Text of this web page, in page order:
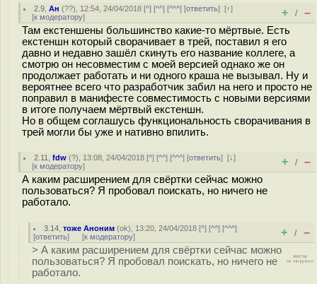
2.9 ,Ан (??), 12:54, 24/04/2018 [^] [^^] [^^^] [ответить][↑]
[к модератору] + / –
Там екстеншены большинство какие-то мёртвые. Есть
екстеншн который сворачивает в трей, поставил я его
давно и недавно зашёл скинуть его название коллеге, а
смотрю он несовместим с моей версией однако же он
продолжает работать и ни одного краша не вызывал. Ну и
вероятнее всего что разработчик забил на него и просто не
поправил в манифесте совместимость с новыми версиями
в итоге получаем мёртвый екстеншн.
Но в общем соглашусь функциональность сворачивания в
трей могли бы уже и нативно впилить.
2.11 ,fdw (?), 13:08, 24/04/2018 [^] [^^] [^^^] [ответить][↓]
[к модератору] + / –
А каким расширением для свёртки сейчас можно
пользоваться? Я пробовал поискать, но ничего не
работало.
3.14 ,тоже Аноним (ok), 13:20, 24/04/2018 [^] [^^] [^^^]
[ответить] [к модератору] + / –
> А каким расширением для свёртки сейчас можно
пользоваться? Я пробовал поискать, но ничего не
работало.